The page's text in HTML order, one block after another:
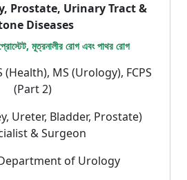
Prostate, Urinary Tract &
Diseases
মূত্রনালীর রোগ এবং পাথর রোগ
(Health), MS (Urology), FCPS
(Part 2)
Ureter, Bladder, Prostate)
& Surgeon
of Urology